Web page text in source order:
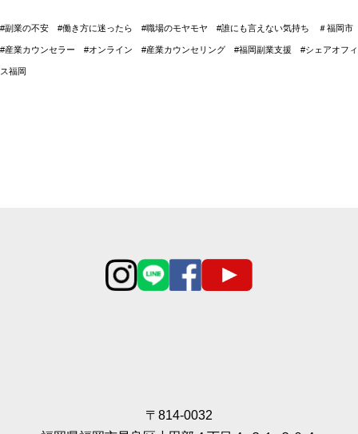
#副業の不安 #働き方に迷ったら #職場のモヤモヤ #誰にも言えない気持ち ＃福岡市
#産業カウンセラー #オンライン #産業カウンセリング #福岡副業支援 #シェアオフィ
ス福岡
〒814-0032